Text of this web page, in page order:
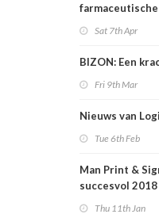
Sat 7th Apr
BIZON: Een
Fri 9th Mar
Nieuws van
Tue 6th Feb
Man Print &
succesvol
Thu 11th Jan